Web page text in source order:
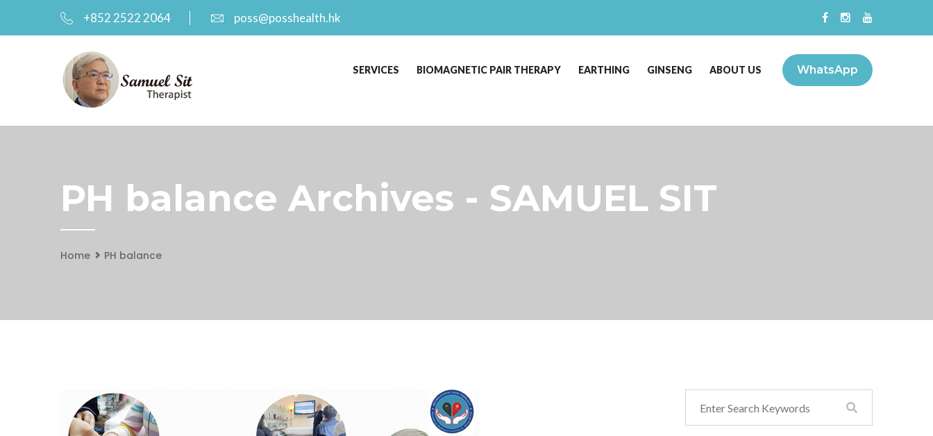
+852 2522 2064 poss@posshealth.hk
WhatsApp
SERVICES BIOMAGNETIC PAIR THERAPY EARTHING GINSENG ABOUT US
PH balance Archives - SAMUEL SIT
Home PH balance